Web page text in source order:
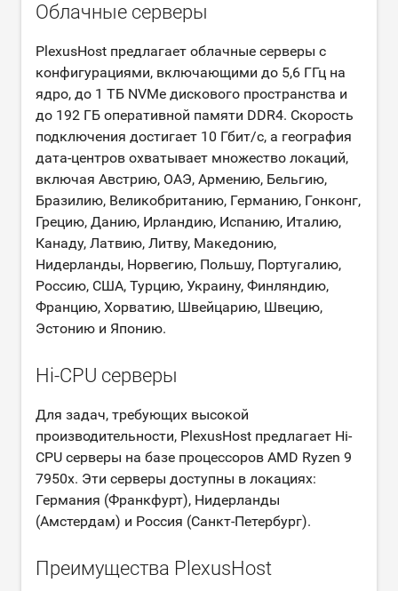
Облачные серверы
PlexusHost предлагает облачные серверы с
конфигурациями, включающими до 5,6 ГГц на
ядро, до 1 ТБ NVMe дискового пространства и
до 192 ГБ оперативной памяти DDR4. Скорость
подключения достигает 10 Гбит/с, а география
дата-центров охватывает множество локаций,
включая Австрию, ОАЭ, Армению, Бельгию,
Бразилию, Великобританию, Германию, Гонконг,
Грецию, Данию, Ирландию, Испанию, Италию,
Канаду, Латвию, Литву, Македонию,
Нидерланды, Норвегию, Польшу, Португалию,
Россию, США, Турцию, Украину, Финляндию,
Францию, Хорватию, Швейцарию, Швецию,
Эстонию и Японию.
Hi-CPU серверы
Для задач, требующих высокой
производительности, PlexusHost предлагает Hi-
CPU серверы на базе процессоров AMD Ryzen 9
7950x. Эти серверы доступны в локациях:
Германия (Франкфурт), Нидерланды
(Амстердам) и Россия (Санкт-Петербург).
Преимущества PlexusHost